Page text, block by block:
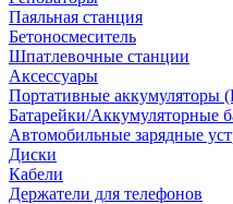
Паяльная станция
Бетоносмеситель
Шпатлевочные станции
Аксессуары
Портативные аккумуляторы
Батарейки/Аккумуляторные
Автомобильные зарядные
Диски
Кабели
Держатели для телефонов